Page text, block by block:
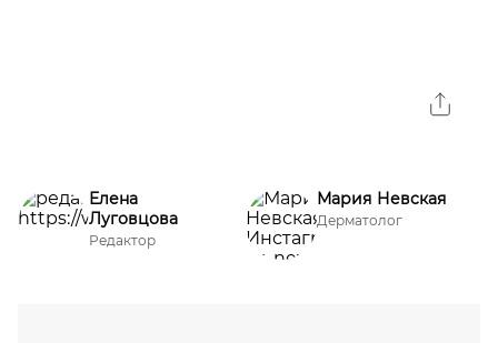
Елена
Луговцова
Редактор
Мария Невская
Дерматолог